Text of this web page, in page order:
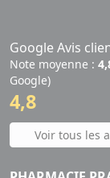
Google Avis
Note moyenne :
Google)
4,8
Voir tous les